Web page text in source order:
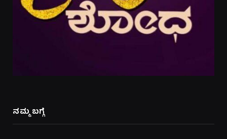
ನಮ್ಮ ಬಗ್ಗೆ